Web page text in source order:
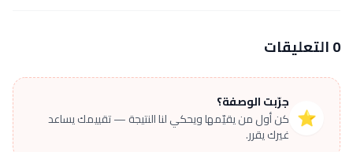
0 التعليقات
⭐
جرّبت الوصفة؟
كن أول من يقيّمها ويحكي لنا النتيجة — تقييمك يساعد
غيرك يقرر.